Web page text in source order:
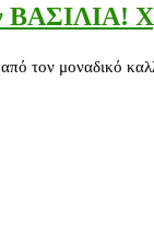
από τον